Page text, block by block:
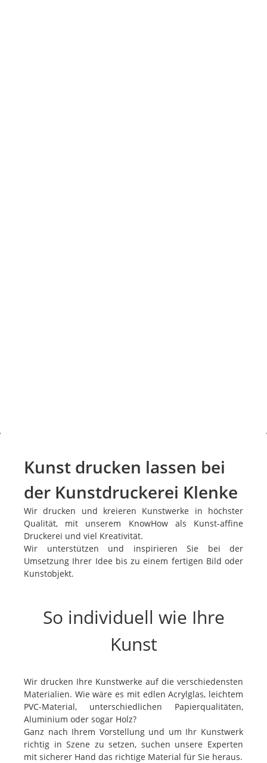
Kunst drucken lassen bei
der Kunstdruckerei Klenke
Wir drucken und kreieren Kunstwerke in höchster
Qualität, mit unserem KnowHow als Kunst-affine
Druckerei und viel Kreativität.
Wir unterstützen und inspirieren Sie bei der
Umsetzung Ihrer Idee bis zu einem fertigen Bild oder
Kunstobjekt.
So individuell wie Ihre
Kunst
Wir drucken Ihre Kunstwerke auf die verschiedensten
Materialien. Wie wäre es mit edlen Acrylglas, leichtem
PVC-Material, unterschiedlichen Papierqualitäten,
Aluminium oder sogar Holz?
Ganz nach Ihrem Vorstellung und um Ihr Kunstwerk
richtig in Szene zu setzen, suchen unsere Experten
mit sicherer Hand das richtige Material für Sie heraus.